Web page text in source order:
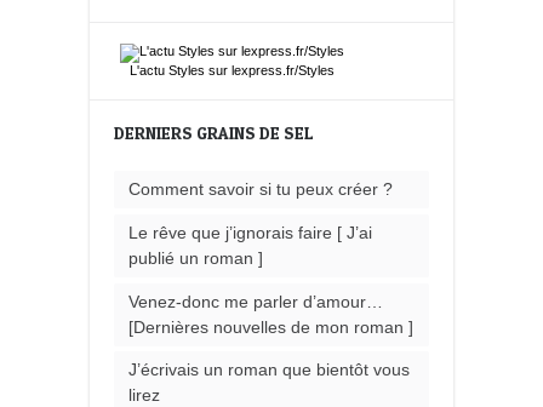
L'actu Styles sur lexpress.fr/Styles
DERNIERS GRAINS DE SEL
Comment savoir si tu peux créer ?
Le rêve que j’ignorais faire [ J’ai
publié un roman ]
Venez-donc me parler d’amour…
[Dernières nouvelles de mon roman ]
J’écrivais un roman que bientôt vous
lirez